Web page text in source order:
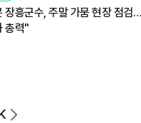
장흥군수, 주말 가뭄 현장 점검
총력"